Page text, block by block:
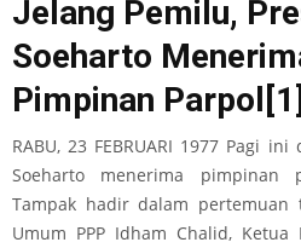
Jelang Pemilu,
Soeharto
Pimpinan Parpol [1]
RABU, 23 FEBRUARI 1977 Pagi
Soeharto menerima
Tampak hadir dalam pertemuan
Umum PPP Idham Chalid, Ketua